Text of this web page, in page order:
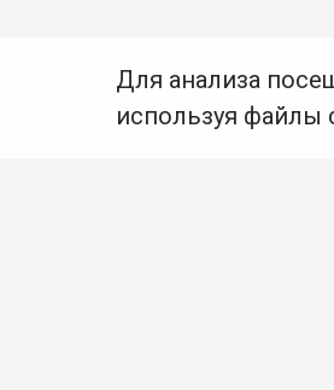
Для анализа
используя файлы